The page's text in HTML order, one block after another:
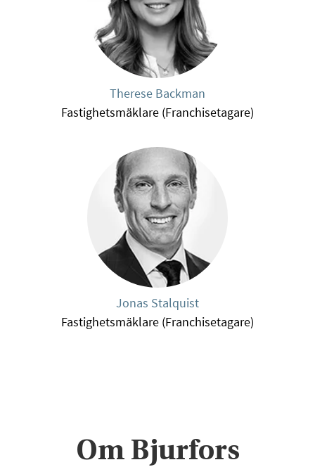
Therese Backman
Fastighetsmäklare (Franchisetagare)
Jonas Stalquist
Fastighetsmäklare (Franchisetagare)
Om Bjurfors